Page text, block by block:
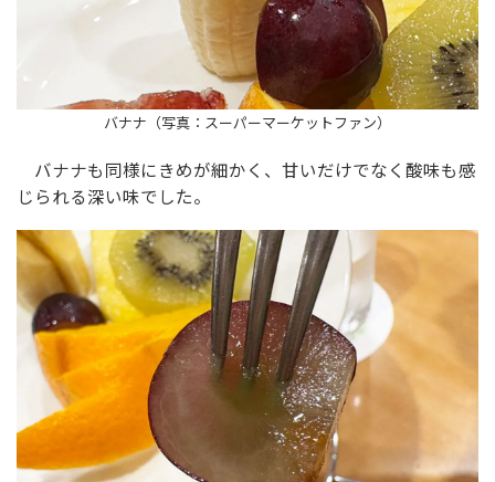
バナナ（写真：スーパーマーケットファン）
バナナも同様にきめが細かく、甘いだけでなく酸味も感
じられる深い味でした。